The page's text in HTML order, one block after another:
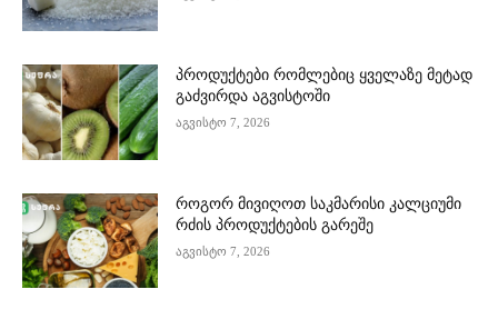
პროდუქტები რომლებიც ყველაზე მეტად
გაძვირდა აგვისტოში
აგვისტო 7, 2026
როგორ მივიღოთ საკმარისი კალციუმი
რძის პროდუქტების გარეშე
აგვისტო 7, 2026